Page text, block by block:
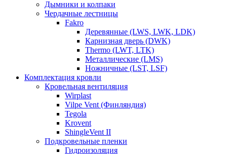
Дымники и колпаки
Чердачные лестницы
Fakro
Деревянные (LWS, LWK, LDK)
Карнизная дверь (DWK)
Thermo (LWT, LTK)
Металлические (LMS)
Ножничные (LST, LSF)
Комплектация кровли
Кровельная вентиляция
Wirplast
Vilpe Vent (Финляндия)
Tegola
Krovent
ShingleVent II
Подкровельные пленки
Гидроизоляция